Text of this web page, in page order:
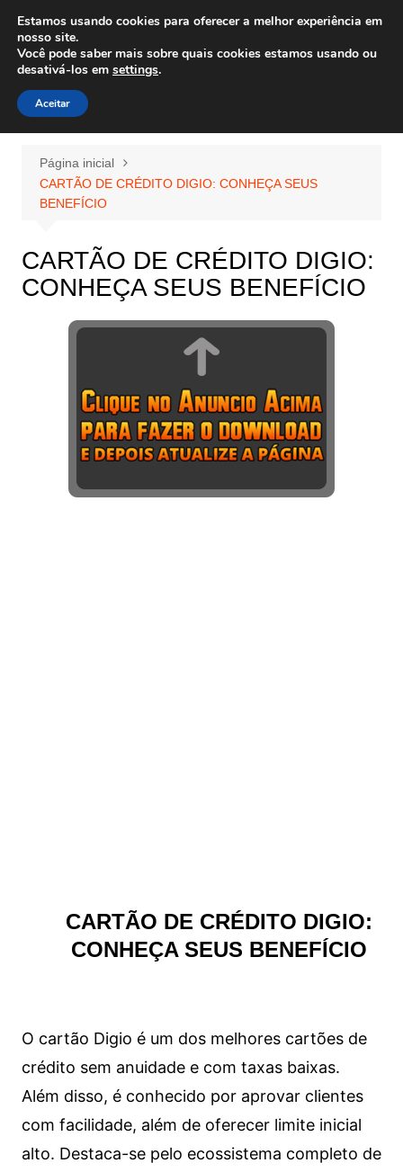
para
conteúdo
Wiley Wales
corais algas e vida marinha
Página inicial
CARTÃO DE CRÉDITO DIGIO: CONHEÇA SEUS
BENEFÍCIO
CARTÃO DE CRÉDITO DIGIO:
CONHEÇA SEUS BENEFÍCIO
CARTÃO DE CRÉDITO DIGIO:
CONHEÇA SEUS BENEFÍCIO
O cartão Digio é um dos melhores cartões de
crédito sem anuidade e com taxas baixas.
Além disso, é conhecido por aprovar clientes
com facilidade, além de oferecer limite inicial
alto. Destaca-se pelo ecossistema completo de
Estamos usando cookies para oferecer a melhor experiência em
nosso site.
Você pode saber mais sobre quais cookies estamos usando ou
desativá-los em settings.
Aceitar